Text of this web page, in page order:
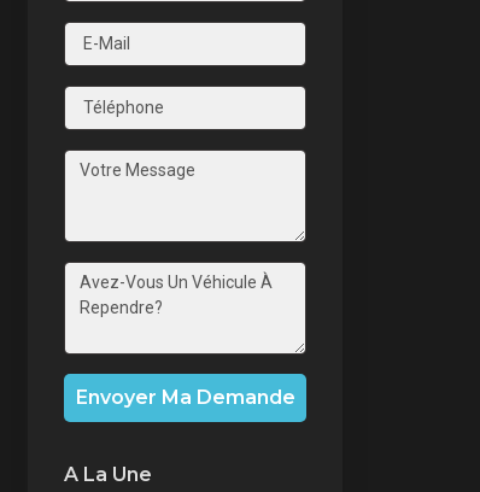
Envoyer Ma Demande
A La Une